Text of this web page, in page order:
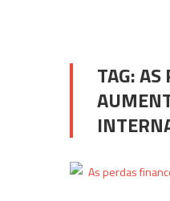
TAG:AS